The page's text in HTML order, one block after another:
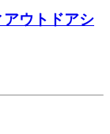
アウトドアシ